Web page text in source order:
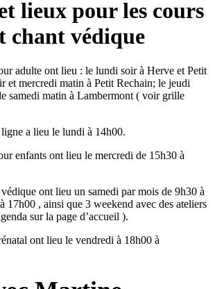
lieux pour les cours
chant védique
adulte ont lieu : le lundi soir à Herve et Petit
et mercredi matin à Petit Rechain; le jeudi
samedi matin à Lambermont ( voir grille
a lieu le lundi à 14h00.
enfants ont lieu le mercredi de 15h30 à
ont lieu un samedi par mois de 9h30 à
17h00 , ainsi que 3 weekend avec des ateliers
sur la page d’accueil ).
ont lieu le vendredi à 18h00 à